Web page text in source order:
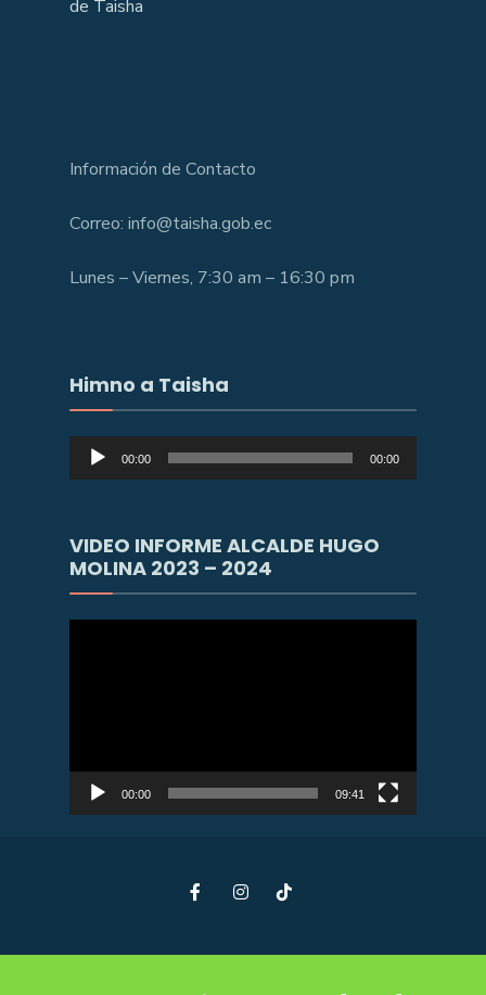
de Taisha
Información de Contacto
Correo: info@taisha.gob.ec
Lunes – Viernes, 7:30 am – 16:30 pm
Himno a Taisha
Reproductor
de
00:00 00:00
VIDEO INFORME ALCALDE HUGO
MOLINA 2023 – 2024
00:00 09:41